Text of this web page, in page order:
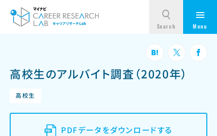
高校生のアルバイト調査（2020年）
高校生
PDFデータをダウンロードする